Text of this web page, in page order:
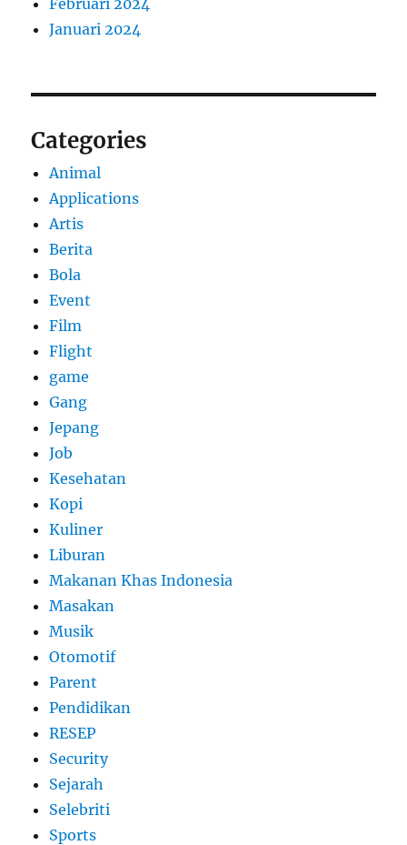
Januari 2024
Categories
Animal
Applications
Artis
Berita
Bola
Event
Film
Flight
game
Gang
Jepang
Job
Kesehatan
Kopi
Kuliner
Liburan
Makanan Khas Indonesia
Masakan
Musik
Otomotif
Parent
Pendidikan
RESEP
Security
Sejarah
Selebriti
Sports